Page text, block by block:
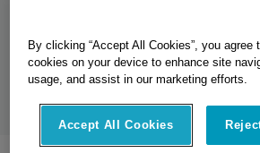
By clicking “Accept All Cookies”, you agree
cookies on your device to enhance site
usage, and assist in our marketing efforts.
Accept All Cookies